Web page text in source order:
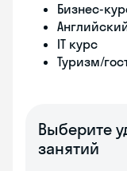
Бизнес-
IT курс
Туризм/
Выберите
занятий